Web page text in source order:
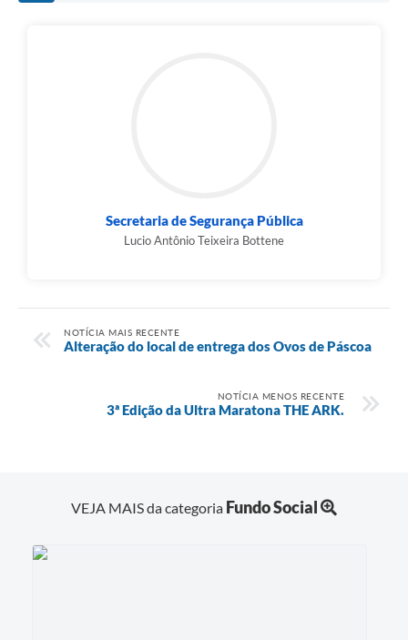
Secretaria de Segurança Pública
Lucio Antônio Teixeira Bottene
NOTÍCIA MAIS RECENTE
Alteração do local de entrega dos Ovos de Páscoa
NOTÍCIA MENOS RECENTE
3ª Edição da Ultra Maratona THE ARK.
VEJA MAIS da categoria Fundo Social